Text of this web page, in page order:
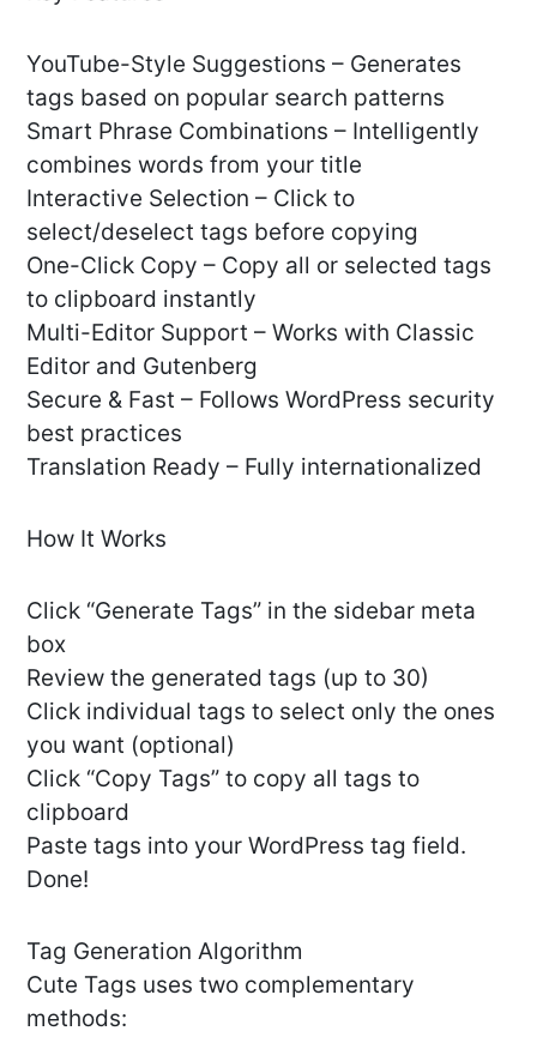
YouTube-Style Suggestions – Generates
tags based on popular search patterns
Smart Phrase Combinations – Intelligently
combines words from your title
Interactive Selection – Click to
select/deselect tags before copying
One-Click Copy – Copy all or selected tags
to clipboard instantly
Multi-Editor Support – Works with Classic
Editor and Gutenberg
Secure & Fast – Follows WordPress security
best practices
Translation Ready – Fully internationalized
How It Works
Click “Generate Tags” in the sidebar meta
box
Review the generated tags (up to 30)
Click individual tags to select only the ones
you want (optional)
Click “Copy Tags” to copy all tags to
clipboard
Paste tags into your WordPress tag field.
Done!
Tag Generation Algorithm
Cute Tags uses two complementary
methods: